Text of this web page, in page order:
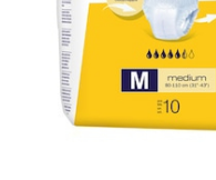
Plastilina
Librarie online
Fictiune
Manuale si auxiliare scolare
Birotica & Papetarie